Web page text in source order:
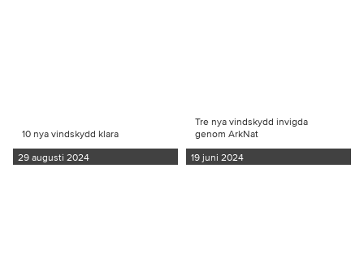
10 nya vindskydd klara
29 augusti 2024
Tre nya vindskydd invigda
genom ArkNat
19 juni 2024